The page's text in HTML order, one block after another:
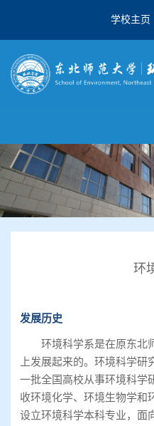
学校主页
环
发展历史
环境科学系是在原东北
上发展起来的。环境科学
一批全国高校从事环境科学
收环境化学、环境生物学和
设立环境科学本科专业，面